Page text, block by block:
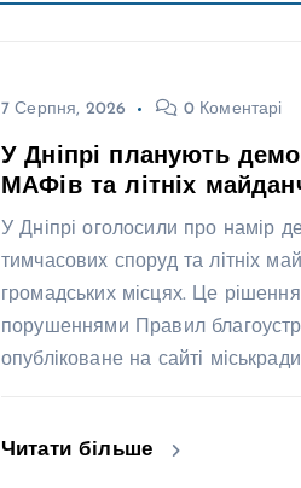
7 Серпня, 2026 0 Коментарі
У Дніпрі планують
МАФів та літніх
У Дніпрі оголосили про намір
тимчасових споруд та літніх
громадських місцях. Це
порушеннями Правил
опубліковане на сайті
Читати більше